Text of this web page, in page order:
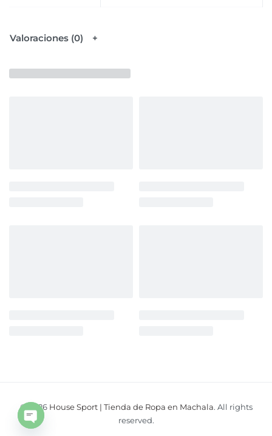
Valoraciones (0)
© 2026 House Sport | Tienda de Ropa en Machala. All rights
reserved.
Open